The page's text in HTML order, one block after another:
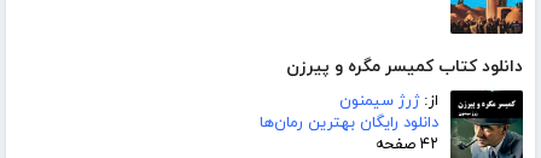
دانلود کتاب کمیسر مگره و پیرزن
از:ژرژ سیمنون
دانلود رایگان بهترین رمان‌ها
۴۲ صفحه